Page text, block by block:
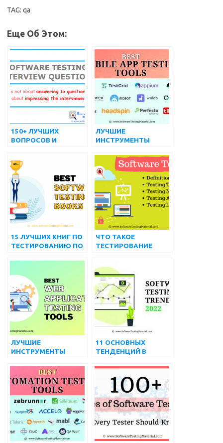
TAG: qa
Еще Об Этом:
150+ ЛУЧШИХ
ВОПРОСОВ И
ТЕСТИРОВАНИИ
ПРОГРАММНОГО
ОБЕСПЕЧЕНИЯ
ЛУЧШИЕ
ИНСТРУМЕНТЫ
МОБИЛЬНЫХ
ПРИЛОЖЕНИЙ В 2024
ГОДУ ДЛЯ ANDROID
И IOS
15 ЛУЧШИХ КНИГ ПО
ТЕСТИРОВАНИЮ ПО
ЧТО ТАКОЕ
ТЕСТИРОВАНИЕ
ЧТО ВЫ ДОЛЖНЫ
ЗНАТЬ
ЛУЧШИЕ
ИНСТРУМЕНТЫ
ПРИЛОЖЕНИЙ
(БЕСПЛАТНЫЕ И
ПЛАТНЫЕ) НА 2022
ГОД
11 ОСНОВНЫХ
ТЕНДЕНЦИЙ В
ПРОГРАММНОГО
ОБЕСПЕЧЕНИЯ В
2022 Г.